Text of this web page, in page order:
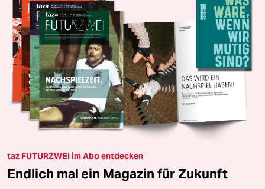
taz FUTURZWEI im Abo entdecken
Endlich mal ein Magazin für Zukunft